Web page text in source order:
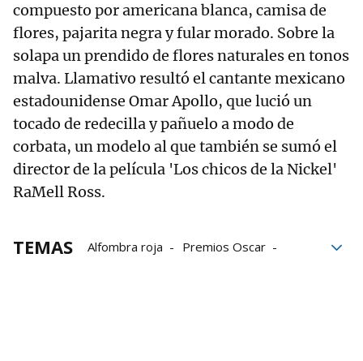
compuesto por americana blanca, camisa de
flores, pajarita negra y fular morado. Sobre la
solapa un prendido de flores naturales en tonos
malva. Llamativo resultó el cantante mexicano
estadounidense Omar Apollo, que lució un
tocado de redecilla y pañuelo a modo de
corbata, un modelo al que también se sumó el
director de la película 'Los chicos de la Nickel'
RaMell Ross.
TEMAS Alfombra roja
Premios Oscar